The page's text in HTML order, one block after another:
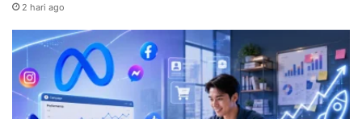
2 hari ago